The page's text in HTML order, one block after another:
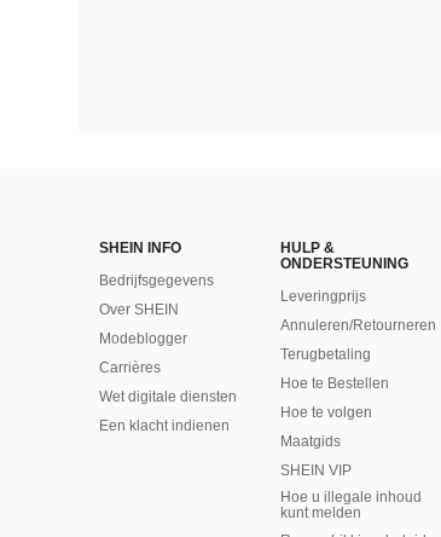
SHEIN INFO
Bedrijfsgegevens
Over SHEIN
Modeblogger
Carrières
Wet digitale diensten
Een klacht indienen
HULP &
ONDERSTEUNING
Leveringprijs
Annuleren/Retourneren
Terugbetaling
Hoe te Bestellen
Hoe te volgen
Maatgids
SHEIN VIP
Hoe u illegale inhoud
kunt melden